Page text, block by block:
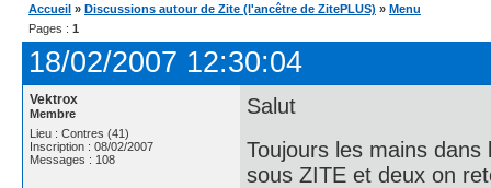
Accueil » Discussions autour de Zite (l'ancêtre de ZitePLUS) » Menu
Pages : 1
18/02/2007 12:30:04
Vektrox
Membre
Lieu : Contres (41)
Inscription : 08/02/2007
Messages : 108
Salut
Toujours les mains
sous ZITE et deux on